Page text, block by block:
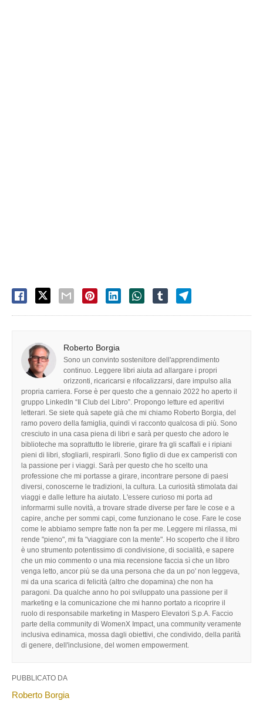
Roberto Borgia
Sono un convinto sostenitore dell'apprendimento
continuo. Leggere libri aiuta ad allargare i propri
orizzonti, ricaricarsi e rifocalizzarsi, dare impulso alla
propria carriera. Forse è per questo che a gennaio 2022 ho aperto il
gruppo LinkedIn “Il Club del Libro”. Propongo letture ed aperitivi
letterari. Se siete quà sapete già che mi chiamo Roberto Borgia, del
ramo povero della famiglia, quindi vi racconto qualcosa di più. Sono
cresciuto in una casa piena di libri e sarà per questo che adoro le
biblioteche ma soprattutto le librerie, girare fra gli scaffali e i ripiani
pieni di libri, sfogliarli, respirarli. Sono figlio di due ex camperisti con
la passione per i viaggi. Sarà per questo che ho scelto una
professione che mi portasse a girare, incontrare persone di paesi
diversi, conoscerne le tradizioni, la cultura. La curiosità stimolata dai
viaggi e dalle letture ha aiutato. L'essere curioso mi porta ad
informarmi sulle novità, a trovare strade diverse per fare le cose e a
capire, anche per sommi capi, come funzionano le cose. Fare le cose
come le abbiamo sempre fatte non fa per me. Leggere mi rilassa, mi
rende "pieno", mi fa "viaggiare con la mente". Ho scoperto che il libro
è uno strumento potentissimo di condivisione, di socialità, e sapere
che un mio commento o una mia recensione faccia sì che un libro
venga letto, ancor più se da una persona che da un po' non leggeva,
mi da una scarica di felicità (altro che dopamina) che non ha
paragoni. Da qualche anno ho poi sviluppato una passione per il
marketing e la comunicazione che mi hanno portato a ricoprire il
ruolo di responsabile marketing in Maspero Elevatori S.p.A. Faccio
parte della community di WomenX Impact, una community veramente
inclusiva edinamica, mossa dagli obiettivi, che condivido, della parità
di genere, dell'inclusione, del women empowerment.
PUBBLICATO DA
Roberto Borgia